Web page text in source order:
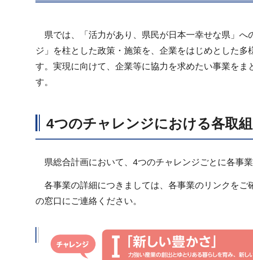
県では、「活力があり、県民が日本一幸せな県」へ
ジ」を柱とした政策・施策を、企業をはじめとした
す。実現に向けて、企業等に協力を求めたい事業を
す。
4つのチャレンジにおける各取組
県総合計画において、4つのチャレンジごとに各事業
各事業の詳細につきましては、各事業のリンクをご
の窓口にご連絡ください。